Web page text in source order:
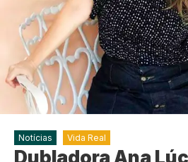
Notícias Vida Real
Dubladora Ana